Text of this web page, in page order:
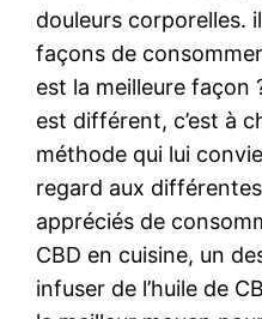
douleurs corporelles.
façons de
est la meilleure façon
est différent, c’est à
méthode qui lui
regard aux
appréciés de
CBD en cuisine, un
infuser de l’huile de